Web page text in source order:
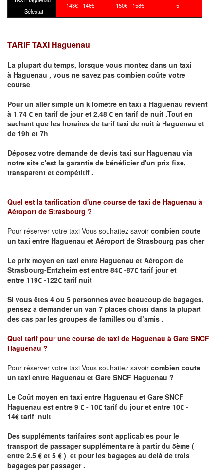
- Sélestat
143€ - 146€ 150€ - 158€ 5
TARIF TAXI Haguenau
La plupart du temps, lorsque vous montez dans un taxi
à Haguenau , vous ne savez pas combien coûte votre
course
Pour un aller simple un kilomètre en taxi à Haguenau revient
à 1.74 € en tarif de jour et 2.48 € en tarif de nuit .Tout en
sachant que les horaires de tarif taxi de nuit à Haguenau et
de 19h et 7h
Déposez votre demande de devis taxi sur Haguenau via
notre site c'est la garantie de bénéficier d'un prix fixe,
transparent et compétitif .
Quel est la tarification d'une course de taxi de Haguenau à
Aéroport de Strasbourg ?
Pour réserver votre taxi Vous souhaitez savoir combien coute
un taxi entre Haguenau et Aéroport de Strasbourg pas cher
Le prix moyen en taxi entre Haguenau et Aéroport de
Strasbourg-Entzheim est entre 84€ -87€ tarif jour et
entre 119€ -122€ tarif nuit
Si vous êtes 4 ou 5 personnes avec beaucoup de bagages,
pensez à demander un van 7 places choisi dans la plupart
des cas par les groupes de familles ou d’amis .
Quel tarif pour une course de taxi de Haguenau à Gare SNCF
Haguenau ?
Pour réserver votre taxi Vous souhaitez savoir combien coute
un taxi entre Haguenau et Gare SNCF Haguenau ?
Le Coût moyen en taxi entre Haguenau et Gare SNCF
Haguenau est entre 9 € - 10€ tarif du jour et entre 10€ -
14€ tarif nuit
Des suppléments tarifaires sont applicables pour le
transport de passager supplémentaire à partir du 5ème (
entre 2.5 € et 5 € ) et pour les bagages au delà de trois
bagages par passager .